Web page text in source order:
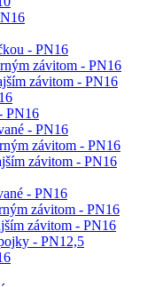
- PN16
závitom - PN16
závitom - PN16
PN16
- PN16
závitom - PN16
závitom - PN16
- PN16
závitom - PN16
závitom - PN16
- PN12,5